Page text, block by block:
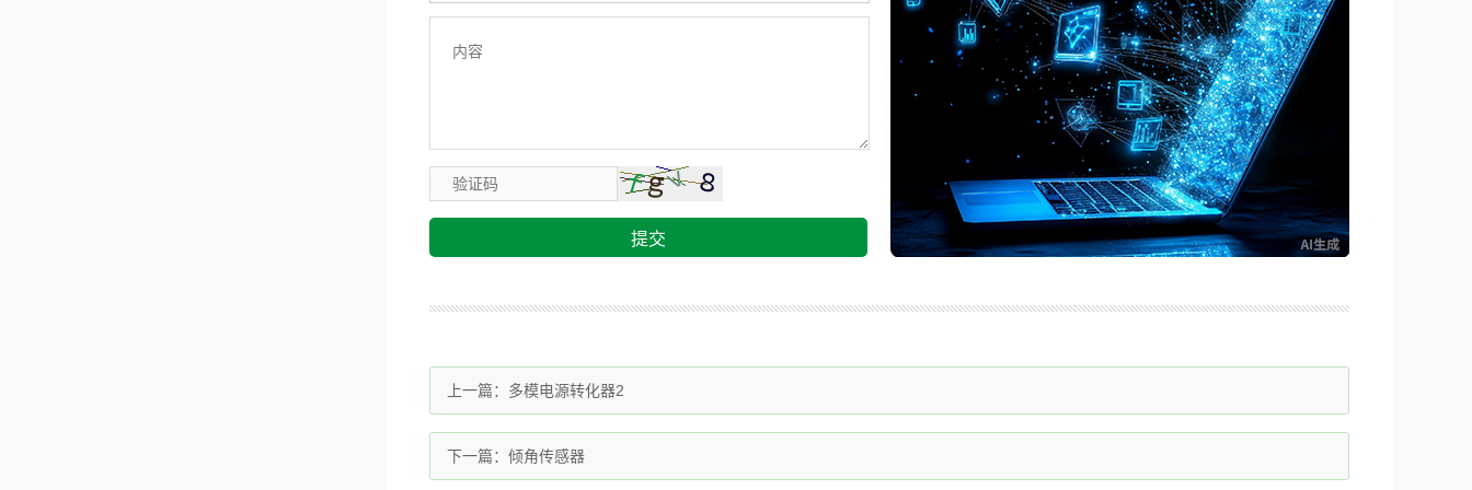
提交
上一篇： 多模电源转化器2
下一篇： 倾角传感器